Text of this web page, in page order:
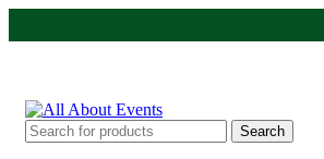
Search